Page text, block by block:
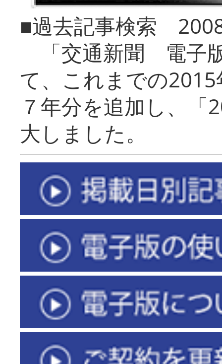
■過去記事検索
「交通新聞 電子
て、これまでの
７年分を追加し、「
大しまし